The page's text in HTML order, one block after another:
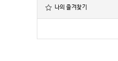
나의 즐겨찾기